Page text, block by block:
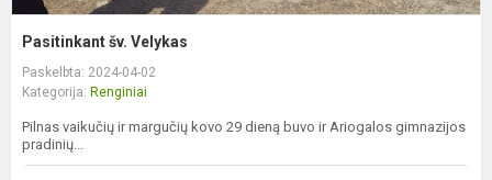
Pasitinkant šv. Velykas
Paskelbta: 2024-04-02
Kategorija: Renginiai
Pilnas vaikučių ir margučių kovo 29 dieną buvo ir Ariogalos gimnazijos
pradinių...